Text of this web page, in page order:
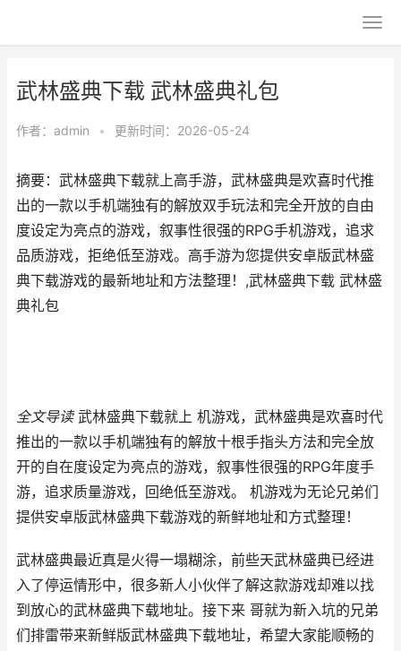
武林盛典下载 武林盛典礼包
作者： admin • 更新时间：2026-05-24
摘要：武林盛典下载就上高手游，武林盛典是欢喜时代推
出的一款以手机端独有的解放双手玩法和完全开放的自由
度设定为亮点的游戏，叙事性很强的RPG手机游戏，追求
品质游戏，拒绝低至游戏。高手游为您提供安卓版武林盛
典下载游戏的最新地址和方法整理！,武林盛典下载 武林盛
典礼包
全文导读武林盛典下载就上 机游戏，武林盛典是欢喜时代
推出的一款以手机端独有的解放十根手指头方法和完全放
开的自在度设定为亮点的游戏，叙事性很强的RPG年度手
游，追求质量游戏，回绝低至游戏。 机游戏为无论兄弟们
提供安卓版武林盛典下载游戏的新鲜地址和方式整理！
武林盛典最近真是火得一塌糊涂，前些天武林盛典已经进
入了停运情形中，很多新人小伙伴了解这款游戏却难以找
到放心的武林盛典下载地址。接下来 哥就为新入坑的兄弟
们排雷带来新鲜版武林盛典下载地址，希望大家能顺畅的